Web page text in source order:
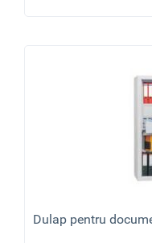
Dulap pentru